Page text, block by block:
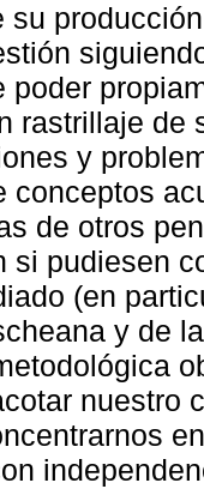
su
poder
rastrillaje de
y
conceptos
de otros
si pudiesen
(en
y de
nuestro